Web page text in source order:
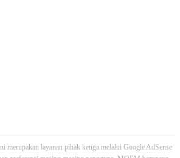
merupakan layanan pihak ketiga melalui Google AdSense